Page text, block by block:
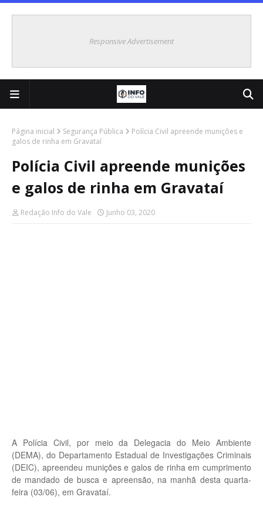
Responsive Advertisement
Página inicial Segurança Pública
Polícia Civil apreende munições e
galos de rinha em Gravataí
Polícia Civil apreende munições
e galos de rinha em Gravataí
Redação Info do Vale Junho 03, 2020
A Polícia Civil, por meio da Delegacia do Meio Ambiente
(DEMA), do Departamento Estadual de Investigações Criminais
(DEIC), apreendeu munições e galos de rinha em cumprimento
de mandado de busca e apreensão, na manhã desta quarta-
feira (03/06), em Gravataí.